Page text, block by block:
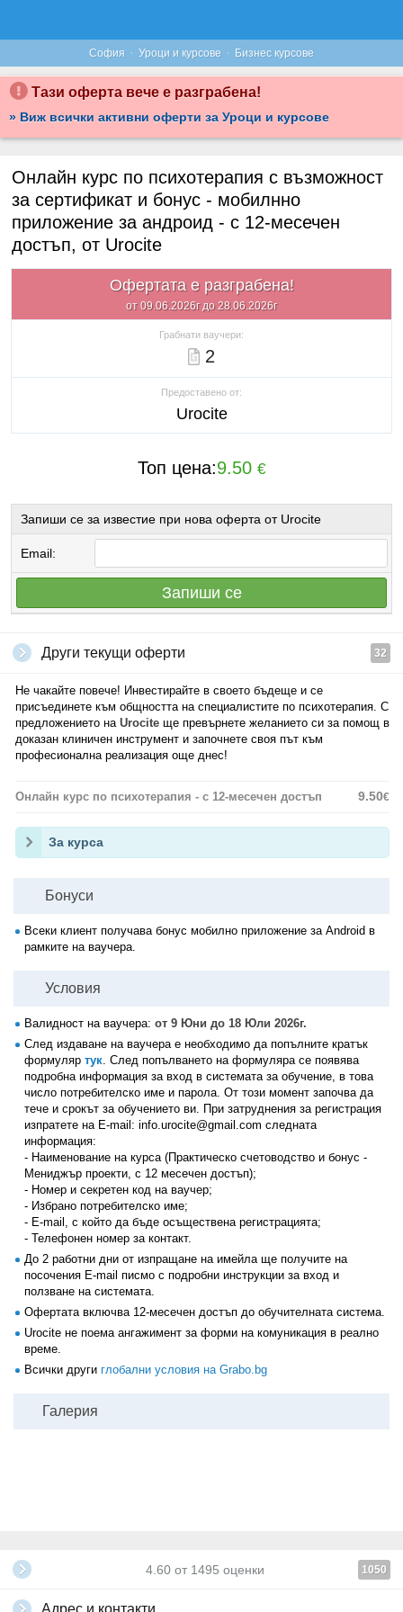
София · Уроци и курсове · Бизнес курсове
Тази оферта вече е разграбена!
» Виж всички активни оферти за Уроци и курсове
Онлайн курс по психотерапия с възможност
за сертификат и бонус - мобилнно
приложение за андроид - с 12-месечен
достъп, от Urocite
Офертата е разграбена!
от 09.06.2026г до 28.06.2026г
Грабнати ваучери:
2
Предоставено от:
Urocite
Топ цена:9.50 €
Запиши се за известие при нова оферта от Urocite
Email:
Запиши се
Други текущи оферти 32
Не чакайте повече! Инвестирайте в своето бъдеще и се
присъединете към общността на специалистите по психотерапия. С
предложението на Urocite ще превърнете желанието си за помощ в
доказан клиничен инструмент и започнете своя път към
професионална реализация още днес!
Онлайн курс по психотерапия - с 12-месечен достъп 9.50€
За курса
Бонуси
Всеки клиент получава бонус мобилно приложение за Android в
рамките на ваучера.
Условия
Валидност на ваучера: от 9 Юни до 18 Юли 2026г.
След издаване на ваучера е необходимо да попълните кратък
формуляр тук. След попълването на формуляра се появява
подробна информация за вход в системата за обучение, в това
число потребителско име и парола. От този момент започва да
тече и срокът за обучението ви. При затруднения за регистрация
изпратете на E-mail: info.urocite@gmail.com следната
информация:
- Наименование на курса (Практическо счетоводство и бонус -
Мениджър проекти, с 12 месечен достъп);
- Номер и секретен код на ваучер;
- Избрано потребителско име;
- E-mail, с който да бъде осъществена регистрацията;
- Телефонен номер за контакт.
До 2 работни дни от изпращане на имейла ще получите на
посочения Е-mail писмо с подробни инструкции за вход и
ползване на системата.
Офертата включва 12-месечен достъп до обучителната система.
Urocite не поема ангажимент за форми на комуникация в реално
време.
Всички други глобални условия на Grabo.bg
Галерия
4.60 от 1495 оценки 1050
Адрес и контакти